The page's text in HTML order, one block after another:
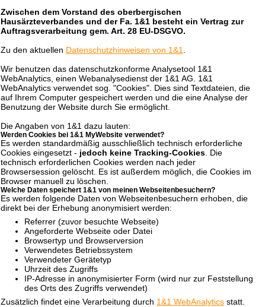
Zwischen dem Vorstand des oberbergischen
Hausärzteverbandes und der Fa. 1&1 besteht ein Vertrag zur
Auftragsverarbeitung gem. Art. 28 EU-DSGVO.
Zu den aktuellen Datenschutzhinweisen von 1&1
Wir benutzen das datenschutzkonforme Analysetool 1&1
WebAnalytics, einen Webanalysedienst der 1&1 AG. 1&1
WebAnalytics verwendet sog. "Cookies". Dies sind Textdateien, die
auf Ihrem Computer gespeichert werden und die eine Analyse der
Benutzung der Website durch Sie ermöglicht.
Die Angaben von 1&1 dazu lauten:
Werden Cookies bei 1&1 MyWebsite verwendet?
Es werden standardmäßig ausschließlich technisch erforderliche
Cookies eingesetzt - jedoch keine Tracking-Cookies . Die
technisch erforderlichen Cookies werden nach jeder
Browsersession gelöscht. Es ist außerdem möglich, die Cookies im
Browser manuell zu löschen.
Welche Daten speichert 1&1 von meinen Webseitenbesuchern?
Es werden folgende Daten von Webseitenbesuchern erhoben, die
direkt bei der Erhebung anonymisiert werden:
Referrer (zuvor besuchte Webseite)
Angeforderte Webseite oder Datei
Browsertyp und Browserversion
Verwendetes Betriebssystem
Verwendeter Gerätetyp
Uhrzeit des Zugriffs
IP-Adresse in anonymisierter Form (wird nur zur Feststellung
des Orts des Zugriffs verwendet)
Zusätzlich findet eine Verarbeitung durch 1&1 WebAnalytics statt.